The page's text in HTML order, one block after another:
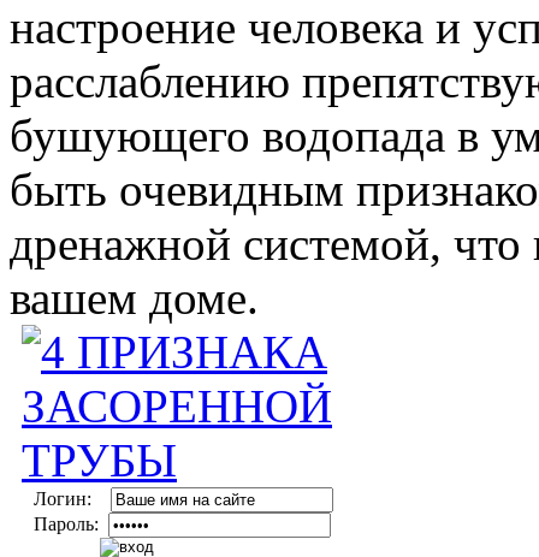
настроение человека и
расслаблению
бушующего водопада в
быть очевидным
дренажной системой, что
вашем доме.
Логин:
Пароль: